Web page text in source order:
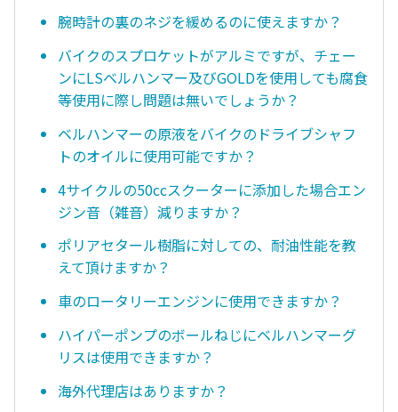
腕時計の裏のネジを緩めるのに使えますか？
バイクのスプロケットがアルミですが、チェー
ンにLSベルハンマー及びGOLDを使用しても腐食
等使用に際し問題は無いでしょうか？
ベルハンマーの原液をバイクのドライブシャフ
トのオイルに使用可能ですか？
4サイクルの50ccスクーターに添加した場合エン
ジン音（雑音）減りますか？
ポリアセタール樹脂に対しての、耐油性能を教
えて頂けますか？
車のロータリーエンジンに使用できますか？
ハイパーポンプのボールねじにベルハンマーグ
リスは使用できますか？
海外代理店はありますか？